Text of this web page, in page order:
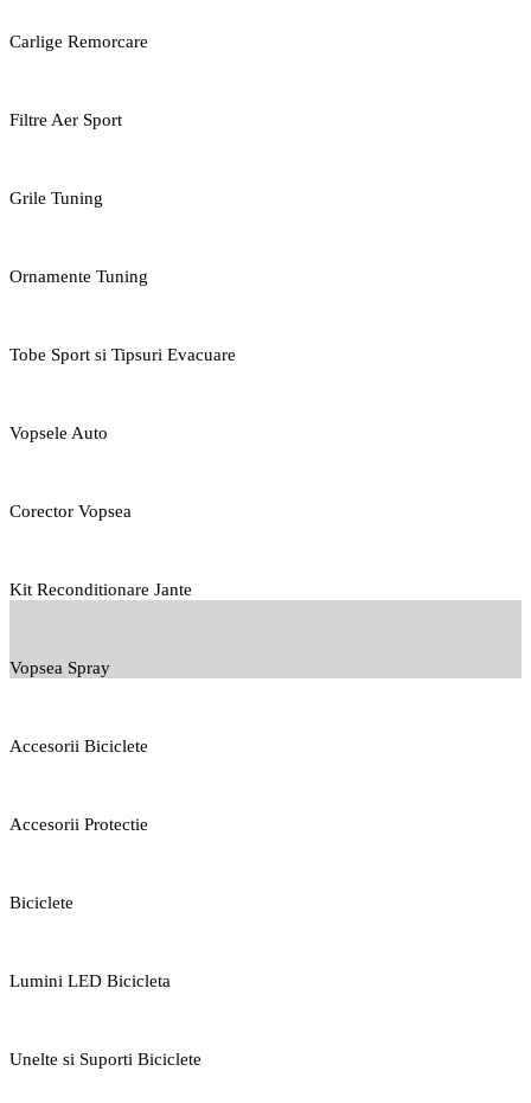
Carlige Remorcare
Filtre Aer Sport
Grile Tuning
Ornamente Tuning
Tobe Sport si Tipsuri Evacuare
Vopsele Auto
Corector Vopsea
Kit Reconditionare Jante
Vopsea Spray
Accesorii Biciclete
Accesorii Protectie
Biciclete
Lumini LED Bicicleta
Unelte si Suporti Biciclete